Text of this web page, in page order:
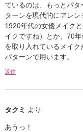
ているのは、もっとパ
ターンを現代的にアレン
1920年代の女優メイク
イクですね）とか、70
を取り入れているメイ
パターンで用います。
返信
タクミ より:
あうっ！